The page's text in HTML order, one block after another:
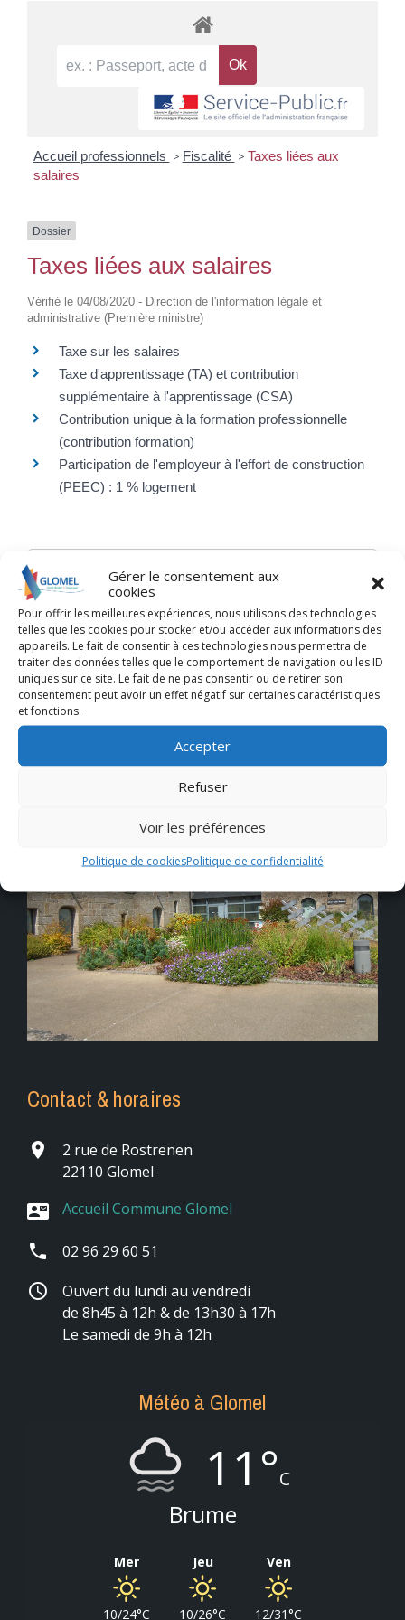
Gérer le consentement aux
cookies
Pour offrir les meilleures expériences, nous utilisons des technologies
telles que les cookies pour stocker et/ou accéder aux informations des
appareils. Le fait de consentir à ces technologies nous permettra de
traiter des données telles que le comportement de navigation ou les ID
uniques sur ce site. Le fait de ne pas consentir ou de retirer son
consentement peut avoir un effet négatif sur certaines caractéristiques
et fonctions.
Accepter
Refuser
Voir les préférences
Politique de cookiesPolitique de confidentialité
Accueil professionnels > Fiscalité > Taxes liées aux
salaires
Dossier
Taxes liées aux salaires
Vérifié le 04/08/2020 - Direction de l'information légale et
administrative (Première ministre)
Taxe sur les salaires
Taxe d'apprentissage (TA) et contribution
supplémentaire à l'apprentissage (CSA)
Contribution unique à la formation professionnelle
(contribution formation)
Participation de l'employeur à l'effort de construction
(PEEC) : 1 % logement
Services en ligne et formulaires
©Direction de l'information légale et administrative
comarquage developpé par
baseo.io
Contact & horaires
place
2 rue de Rostrenen
22110 Glomel
contact_mail Accueil Commune Glomel
phone 02 96 29 60 51
schedule
Ouvert du lundi au vendredi
de 8h45 à 12h & de 13h30 à 17h
Le samedi de 9h à 12h
Météo à Glomel
11°C
Brume
Mer
10/24°C
Jeu
10/26°C
Ven
12/31°C